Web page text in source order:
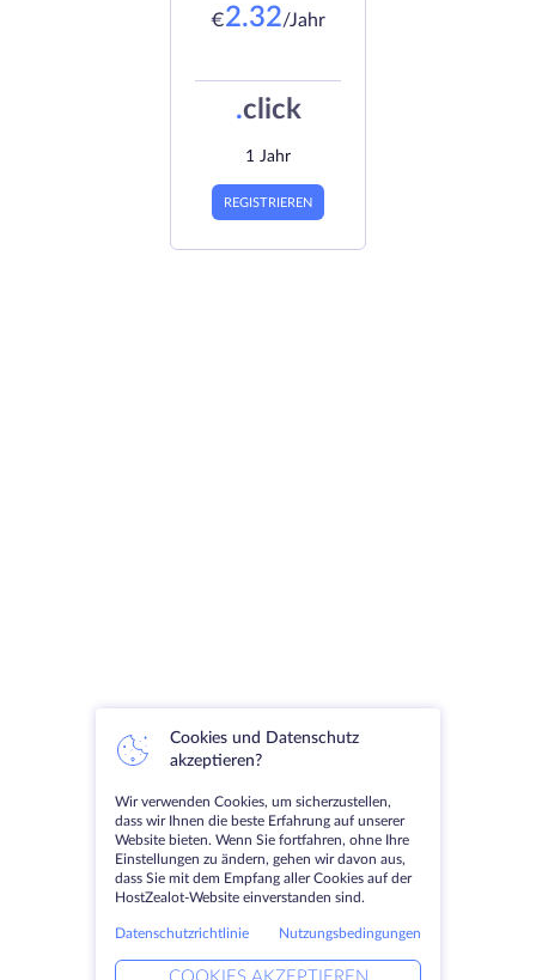
€2.32/Jahr
.click
1 Jahr
REGISTRIEREN
Cookies und Datenschutz
akzeptieren?
Wir verwenden Cookies, um sicherzustellen,
dass wir Ihnen die beste Erfahrung auf unserer
Website bieten. Wenn Sie fortfahren, ohne Ihre
Einstellungen zu ändern, gehen wir davon aus,
dass Sie mit dem Empfang aller Cookies auf der
HostZealot-Website einverstanden sind.
Datenschutzrichtlinie Nutzungsbedingungen